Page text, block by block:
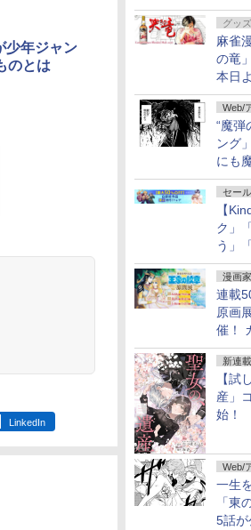
ルの
フ！
ル」
グッズ
麻雀
の竜
本日
月16
Web/
“魔弾
ング
にも
セール
【
ク」
う」
へ」
「白
ル」
漫画家
連載
原画
催！
ンの
新連載
【試
産」
始！
Web/
一生
「東
5話が
少年ジャン
のとは
LinkedIn